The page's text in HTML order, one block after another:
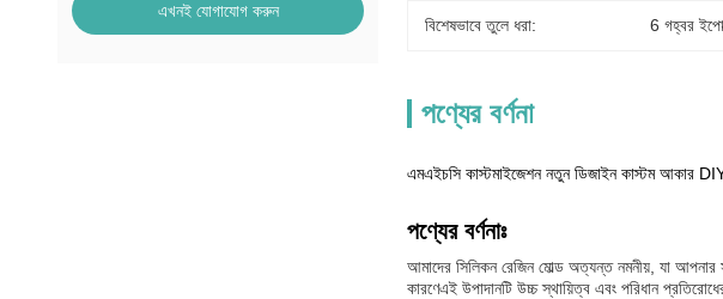
এখনই যোগাযোগ করুন
বিশেষভাবে তুলে ধরা: 6 গহ্বর
পণ্যের বর্ণনা
এমএইচসি কাস্টমাইজেশন নতুন ডিজাইন কাস্টম আকার
পণ্যের বর্ণনাঃ
আমাদের সিলিকন রেজিন মোল্ড অত্যন্ত নমনীয়, যা আপনার
কারণেএই উপাদানটি উচ্চ স্থায়িত্ব এবং পরিধান